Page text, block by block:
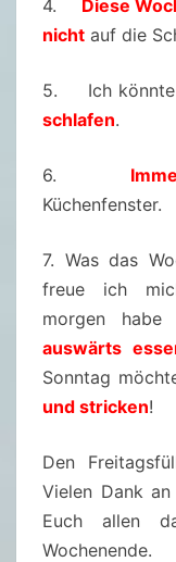
4. Diese
nicht auf die
5. Ich könnte
schlafen.
6.
Küchenfenster.
7. Was das
freue ich
morgen
auswärts
Sonntag
und stricken!
Den
Vielen Dank
Euch allen
Wochenende.